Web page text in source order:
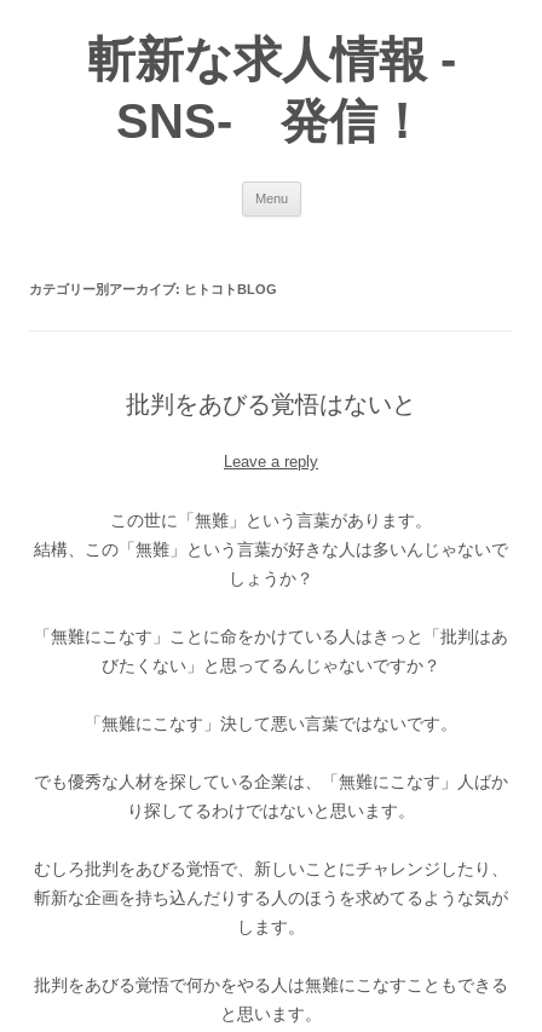
斬新な求人情報 -
SNS- 発信！
Menu
カテゴリー別アーカイブ: ヒトコトBLOG
批判をあびる覚悟はないと
Leave a reply
この世に「無難」という言葉があります。
結構、この「無難」という言葉が好きな人は多いんじゃないで
しょうか？
「無難にこなす」ことに命をかけている人はきっと「批判はあ
びたくない」と思ってるんじゃないですか？
「無難にこなす」決して悪い言葉ではないです。
でも優秀な人材を探している企業は、「無難にこなす」人ばか
り探してるわけではないと思います。
むしろ批判をあびる覚悟で、新しいことにチャレンジしたり、
斬新な企画を持ち込んだりする人のほうを求めてるような気が
します。
批判をあびる覚悟で何かをやる人は無難にこなすこともできる
と思います。